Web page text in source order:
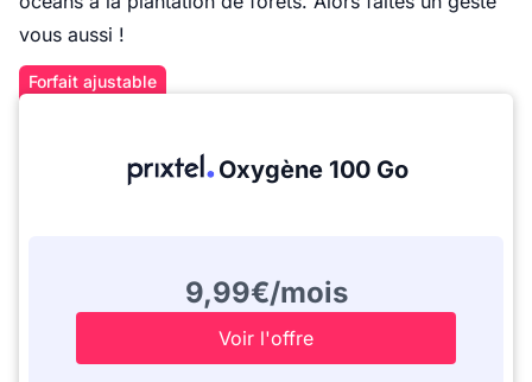
vous aussi !
Forfait ajustable
Oxygène 100 Go
9,99€/mois
Voir l'offre